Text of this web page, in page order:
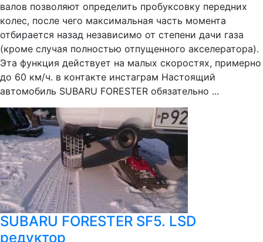
валов позволяют определить пробуксовку передних
колес, после чего максимальная часть момента
отбирается назад независимо от степени дачи газа
(кроме случая полностью отпущенного акселератора).
Эта функция действует на малых скоростях, примерно
до 60 км/ч. в контакте инстаграм Настоящий
автомобиль SUBARU FORESTER обязательно ...
SUBARU FORESTER SF5. LSD
редуктор